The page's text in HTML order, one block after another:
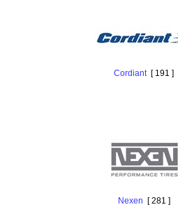
Cordiant[ 191 ]
Nexen [ 281 ]